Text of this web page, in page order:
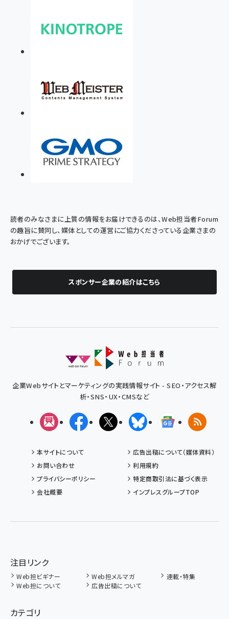
読者のみなさまに上質の情報をお届けできるのは、Web担当者Forum
の趣旨に賛同し、媒体としての運営にご協力くださっている企業さまの
おかげでございます。
スポンサー企業の紹介はこちら
企業Webサイトとマーケティングの実践情報サイト - SEO・アクセス解
析・SNS・UX・CMSなど
メルマガFacebookX(エックス)BlueskyGoogleニュ
RSS
本サイトについて
広告出稿について（媒体資料）
お問い合わせ
利用規約
プライバシーポリシー
特定商取引法に基づく表示
会社概要
インプレスグループTOP
注目リンク
Web担ビギナー Web担メルマガ
連載・特集
Web担について
広告出稿について
カテゴリ